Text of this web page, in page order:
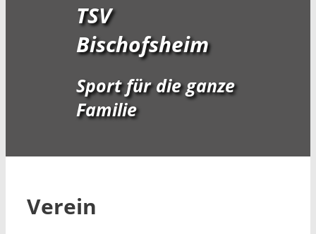
TSV
Bischofsheim
Sport für die ganze
Familie
Verein